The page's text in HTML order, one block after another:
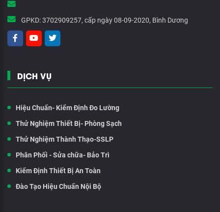
GPKD:3702909257, cấp ngày 08-09-2020, Bình Dương
DỊCH VỤ
Hiệu Chuẩn- Kiểm Định Đo Lường
Thử Nghiệm Thiết Bị- Phòng Sạch
Thử Nghiệm Thành Thạo-SSLP
Phân Phối - Sửa chữa- Bảo Trì
Kiểm Định Thiết Bị An Toàn
Đào Tạo Hiệu Chuẩn Nội Bộ